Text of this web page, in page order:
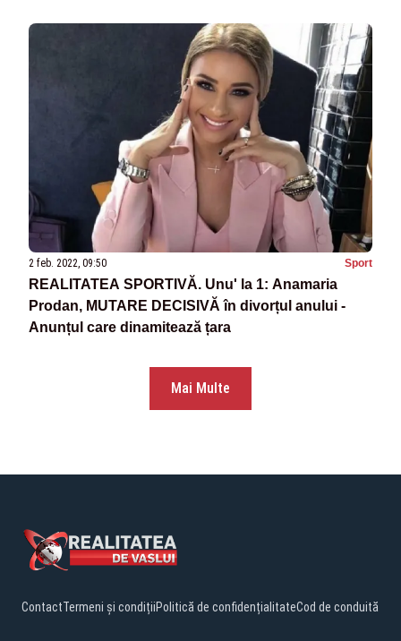
2 feb. 2022, 09:50 Sport
REALITATEA SPORTIVĂ. Unu' la 1: Anamaria
Prodan, MUTARE DECISIVĂ în divorțul anului -
Anunțul care dinamitează țara
Mai Multe
ContactTermeni și condițiiPolitică de confidențialitateCod de conduită